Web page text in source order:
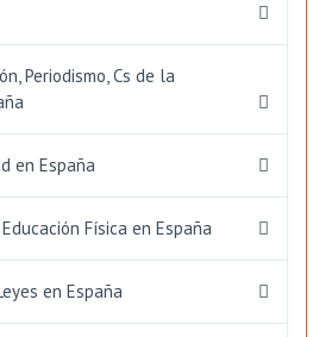
Periodismo, Cs de la
en España
Física en España
en España